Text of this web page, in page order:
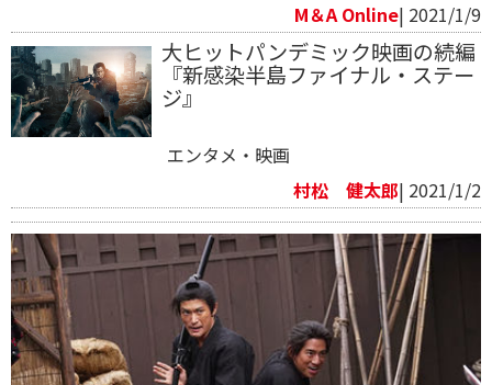
M＆A Online| 2021/1/9
大ヒットパンデミック映画の続編
『新感染半島ファイナル・ステー
ジ』
エンタメ・映画
村松 健太郎| 2021/1/2